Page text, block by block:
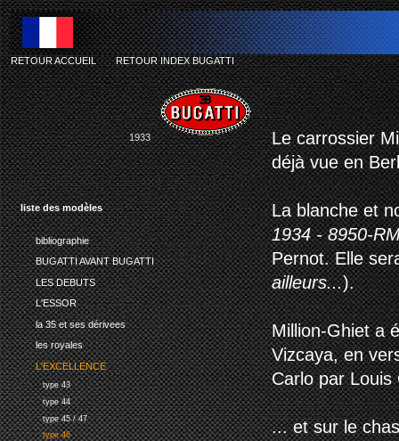
liste des modèles
bibliographie
BUGATTI AVANT BUGATTI
LES DEBUTS
L'ESSOR
la 35 et ses dérivees
les royales
L'EXCELLENCE
type 43
type 44
type 45 / 47
type 46
RETOUR ACCUEIL-RETOUR INDEX BUGATTI
1933
Le carrossier
déjà vue en
La blanche et
1934 - 8950-
Pernot. Elle
ailleurs...).
Million-Ghiet a
Vizcaya, en
Carlo par Louis
... et sur le